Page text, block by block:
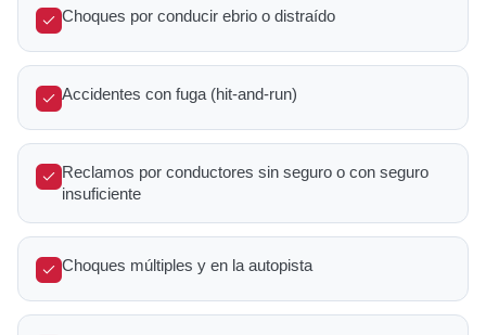
Choques por conducir ebrio o distraído
Accidentes con fuga (hit-and-run)
Reclamos por conductores sin seguro o con seguro
insuficiente
Choques múltiples y en la autopista